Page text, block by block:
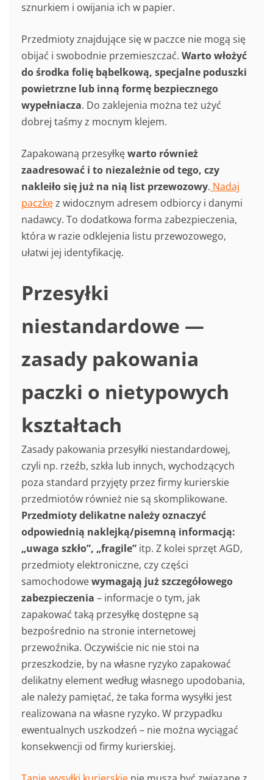
sznurkiem i owijania ich w papier.
Przedmioty znajdujące się w paczce nie mogą się
obijać i swobodnie przemieszczać. Warto włożyć
do środka folię bąbelkową, specjalne poduszki
powietrzne lub inną formę bezpiecznego
wypełniacza. Do zaklejenia można też użyć
dobrej taśmy z mocnym klejem.
Zapakowaną przesyłkęwarto również
zaadresować i to niezależnie od tego, czy
nakleiło się już na nią list przewozowy. Nadaj
paczkęz widocznym adresem odbiorcy i danymi
nadawcy. To dodatkowa forma zabezpieczenia,
która w razie odklejenia listu przewozowego,
ułatwi jej identyfikację.
Przesyłki
niestandardowe —
zasady pakowania
paczki o nietypowych
kształtach
Zasady pakowania przesyłki niestandardowej,
czyli np. rzeźb, szkła lub innych, wychodzących
poza standard przyjęty przez firmy kurierskie
przedmiotów również nie są skomplikowane.
Przedmioty delikatne należy oznaczyć
odpowiednią naklejką/pisemną informacją:
„uwaga szkło”, „fragile” itp. Z kolei sprzęt AGD,
przedmioty elektroniczne, czy części
samochodowewymagają już szczegółowego
zabezpieczenia – informacje o tym, jak
zapakować taką przesyłkę dostępne są
bezpośrednio na stronie internetowej
przewoźnika. Oczywiście nic nie stoi na
przeszkodzie, by na własne ryzyko zapakować
delikatny element według własnego upodobania,
ale należy pamiętać, że taka forma wysyłki jest
realizowana na własne ryzyko. W przypadku
ewentualnych uszkodzeń – nie można wyciągać
konsekwencji od firmy kurierskiej.